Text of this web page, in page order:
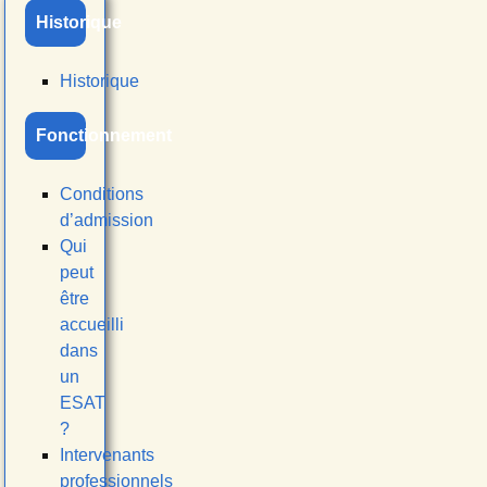
Historique
Historique
Fonctionnement
Conditions
d’admission
Qui
peut
être
accueilli
dans
un
ESAT
?
Intervenants
professionnels